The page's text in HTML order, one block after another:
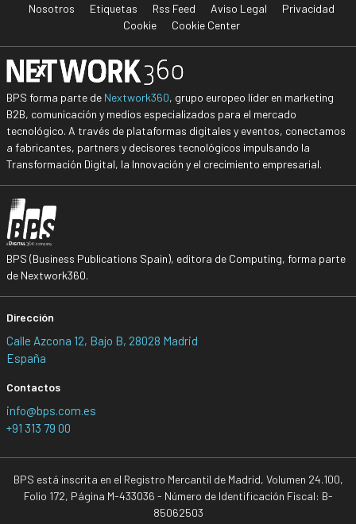
Nosotros Etiquetas Rss Feed Aviso Legal
Privacidad
Cookie
Cookie Center
BPS forma parte de Nextwork360, grupo europeo líder en marketing
B2B, comunicación y medios especializados para el mercado
tecnológico. A través de plataformas digitales y eventos, conectamos
a fabricantes, partners y decisores tecnológicos impulsando la
Transformación Digital, la Innovación y el crecimiento empresarial.
BPS (Business Publications Spain), editora de Computing, forma parte
de Nextwork360.
Dirección
Calle Azcona 12, Bajo B, 28028 Madrid
España
Contactos
info@bps.com.es
+91 313 79 00
BPS está inscrita en el Registro Mercantil de Madrid, Volumen 24.100,
Folio 172, Página M-433036 - Número de Identificación Fiscal: B-
85062503